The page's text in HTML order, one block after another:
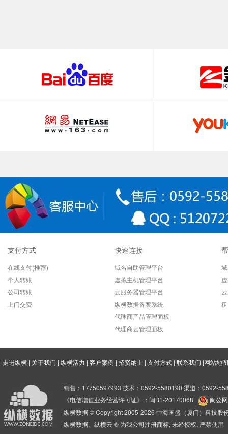
支付方式
在线支付(推荐)
个人转账
公司转账
上门交费
快速连接
域名自助管理平台
虚拟主机管理平台
云服务器管理平台
纵横数据备案系统
代理商产品管理面板
代理商云管理面板
走进纵横 | 关于我们 | 纵横活力 | 客户案例 | 招贤纳士 | 支付方式 | 联系我们 |网站地图
销售：17750597993 技术：0592-5580190 渠道：0592-
《电信增值业务经营许可证》：闽B1-20170068
闽公
纵横数据 © Copyright 2005-2026 中海国盛（厦门）科技股
纵横数据、纵横云 ® 为我公司注册商标, 未经授权, 严禁使用